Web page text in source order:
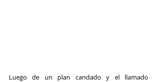
Luego de un plan candado y el llamado